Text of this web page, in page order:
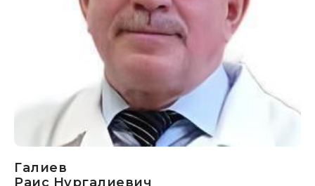
Галиев
Раис Нургалиевич